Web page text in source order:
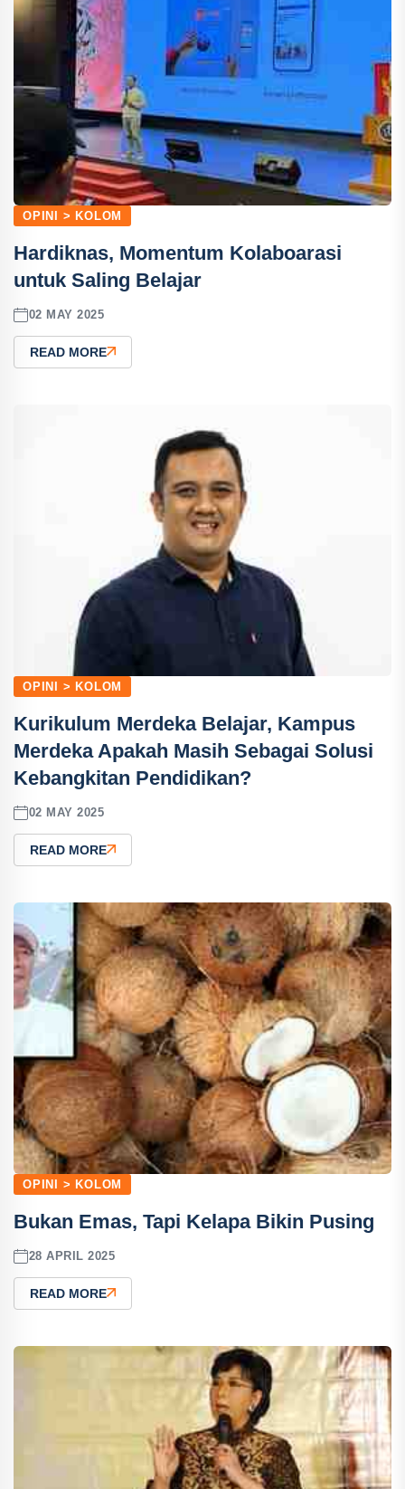
OPINI > KOLOM
Hardiknas, Momentum Kolaboarasi
untuk Saling Belajar
02 MAY 2025
READ MORE
OPINI > KOLOM
Kurikulum Merdeka Belajar, Kampus
Merdeka Apakah Masih Sebagai Solusi
Kebangkitan Pendidikan?
02 MAY 2025
READ MORE
OPINI > KOLOM
Bukan Emas, Tapi Kelapa Bikin Pusing
28 APRIL 2025
READ MORE